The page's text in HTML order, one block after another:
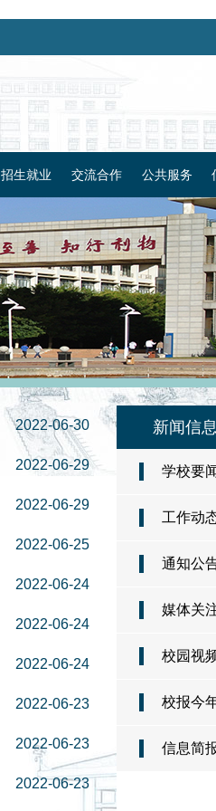
招生就业 交流合作 公共服务
新闻信息
学校要
工作动
通知公
媒体关
校园视
校报今
信息简
2022-06-30
2022-06-29
2022-06-29
2022-06-25
2022-06-24
2022-06-24
2022-06-24
2022-06-23
2022-06-23
2022-06-23